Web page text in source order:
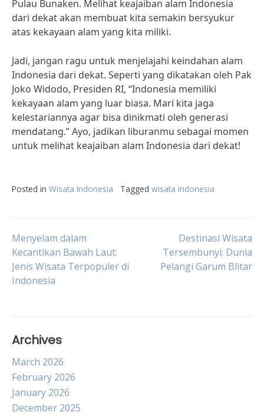
Pulau Bunaken. Melihat keajaiban alam Indonesia
dari dekat akan membuat kita semakin bersyukur
atas kekayaan alam yang kita miliki.
Jadi, jangan ragu untuk menjelajahi keindahan alam
Indonesia dari dekat. Seperti yang dikatakan oleh Pak
Joko Widodo, Presiden RI, “Indonesia memiliki
kekayaan alam yang luar biasa. Mari kita jaga
kelestariannya agar bisa dinikmati oleh generasi
mendatang.” Ayo, jadikan liburanmu sebagai momen
untuk melihat keajaiban alam Indonesia dari dekat!
Posted in Wisata Indonesia Tagged wisata indonesia
Post
navigation
Menyelam dalam
Kecantikan Bawah Laut:
Jenis Wisata Terpopuler di
Indonesia
Destinasi Wisata
Tersembunyi: Dunia
Pelangi Garum Blitar
Archives
March 2026
February 2026
January 2026
December 2025